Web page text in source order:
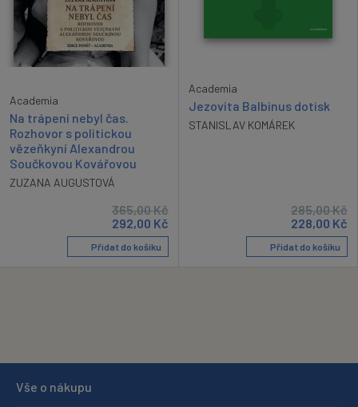
Academia
Na trápení nebyl čas.
Rozhovor s politickou
vězeňkyní Alexandrou
Součkovou Kovářovou
ZUZANA AUGUSTOVÁ
365,00Kč
292,00 Kč
Přidat do košíku
Academia
Jezovita Balbinus dotisk
STANISLAV KOMÁREK
285,00Kč
228,00 Kč
Přidat do košíku
Vše o nákupu